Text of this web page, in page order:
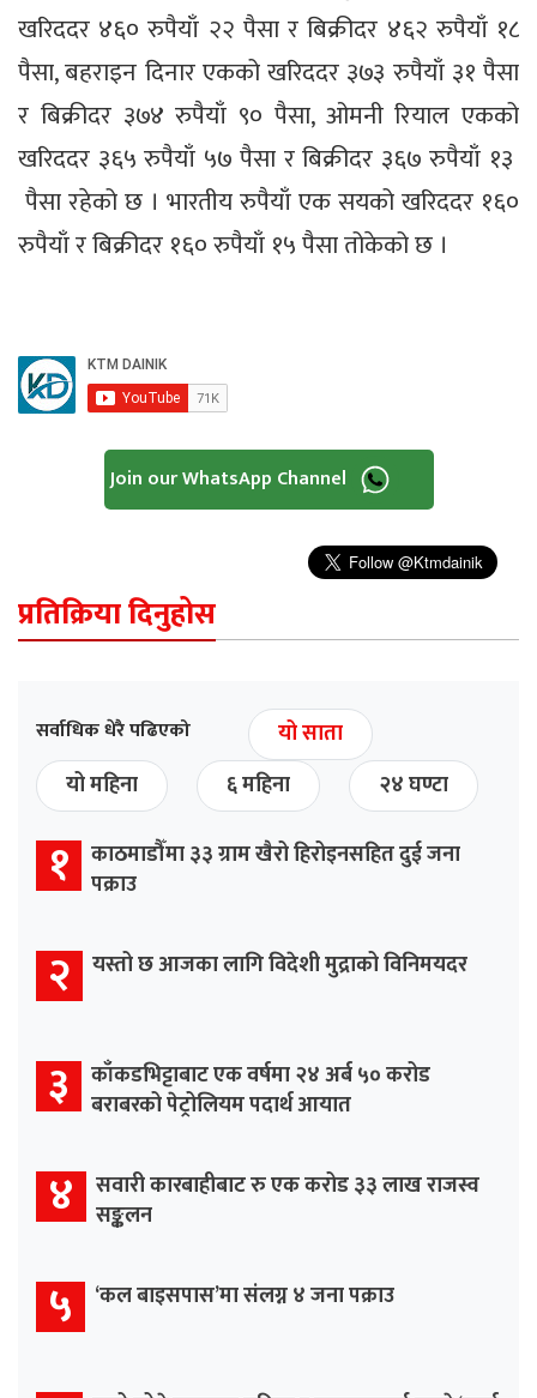
खरिददर ४६० रुपैयाँ २२ पैसा र बिक्रीदर ४६२ रुपैयाँ १८
पैसा, बहराइन दिनार एकको खरिददर ३७३ रुपैयाँ ३१ पैसा
र बिक्रीदर ३७४ रुपैयाँ ९० पैसा, ओमनी रियाल एकको
खरिददर ३६५ रुपैयाँ ५७ पैसा र बिक्रीदर ३६७ रुपैयाँ १३
पैसा रहेको छ । भारतीय रुपैयाँ एक सयको खरिददर १६०
रुपैयाँ र बिक्रीदर १६० रुपैयाँ १५ पैसा तोकेको छ ।
Join our WhatsApp Channel
प्रतिक्रिया दिनुहोस
सर्वाधिक धेरै पढिएको
यो साता
यो महिना
६ महिना २४ घण्टा
१
काठमाडौँमा ३३ ग्राम खैरो हिरोइनसहित दुई जना
पक्राउ
२ यस्तो छ आजका लागि विदेशी मुद्राको विनिमयदर
३
काँकडभिट्टाबाट एक वर्षमा २४ अर्ब ५० करोड
बराबरको पेट्रोलियम पदार्थ आयात
४
सवारी कारबाहीबाट रु एक करोड ३३ लाख राजस्व
सङ्कलन
५ ‘कल बाइसपास’मा संलग्न ४ जना पक्राउ